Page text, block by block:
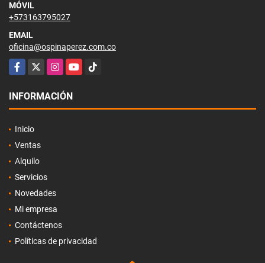
MÓVIL
+573163795027
EMAIL
oficina@ospinaperez.com.co
Facebook
X InstagramYouTubeTikTok
INFORMACIÓN
Inicio
Ventas
Alquilo
Servicios
Novedades
Mi empresa
Contáctenos
Políticas de privacidad